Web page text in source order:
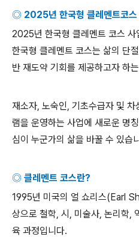
◎ 2025년 한국형 클레멘트코
2025년 한국형 클레멘트 코스
한국형 클레멘트 코스는 삶의 단
반 재도약 기회를 제공하고자 하
재소자, 노숙인, 기초수급자 및 차
램을 운영하는 사업에 새로운 명
심이 누군가의 삶을 바꿀 수 있습
◎ 클레멘트 코스란?
1995년 미국의 얼 쇼리스(Earl
상으로 철학, 시 , 미술사, 논리학,
육 과정입니다.